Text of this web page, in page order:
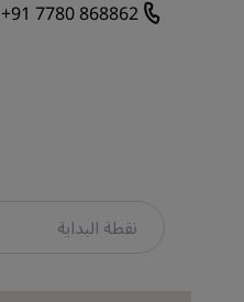
+91 7780 868862